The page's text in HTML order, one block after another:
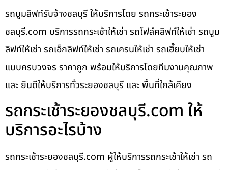
รถบูมลิฟท์รับจ้างชลบุรี ให้บริการโดย รถกระเช้าระยอง
ชลบุรี.com บริการรถกระเช้าให้เช่า รถโฟล์คลิฟท์ให้เช่า รถบูม
ลิฟท์ให้เช่า รถเอ็กลิฟท์ให้เช่า รถเครนให้เช่า รถเฮี๊ยบให้เช่า
แบบครบวงจร ราคาถูก พร้อมให้บริการโดยทีมงานคุณภาพ
และ ยินดีให้บริการทั่วระยองชลบุรี และ พื้นที่ใกล้เคียง
รถกระเช้าระยองชลบุรี.com ให้
บริการอะไรบ้าง
รถกระเช้าระยองชลบุรี.com ผู้ให้บริการรถกระเช้าให้เช่า รถ